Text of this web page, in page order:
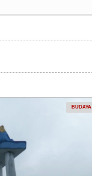
BUDAYA